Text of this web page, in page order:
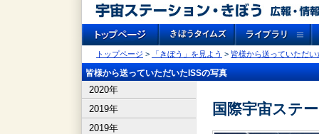
トップページ > 「きぼう」を見よう > 皆様から送っていただい
皆様から送っていただいたISSの写真
2020年
2019年
2019年
国際宇宙ステ